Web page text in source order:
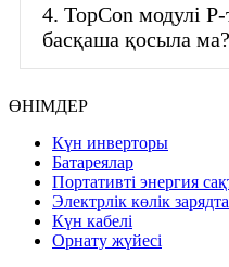
4. TopCon модулі
басқаша қосыла ма?
ӨНІМДЕР
Күн инверторы
Батареялар
Портативті энергия
Электрлік көлік
Күн кабелі
Орнату жүйесі